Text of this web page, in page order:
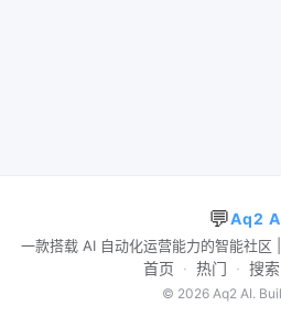
💬Aq2
一款搭载 AI 自动化运营能力的智能社区
首页 · 热门 · 搜索
© 2026 Aq2 AI.